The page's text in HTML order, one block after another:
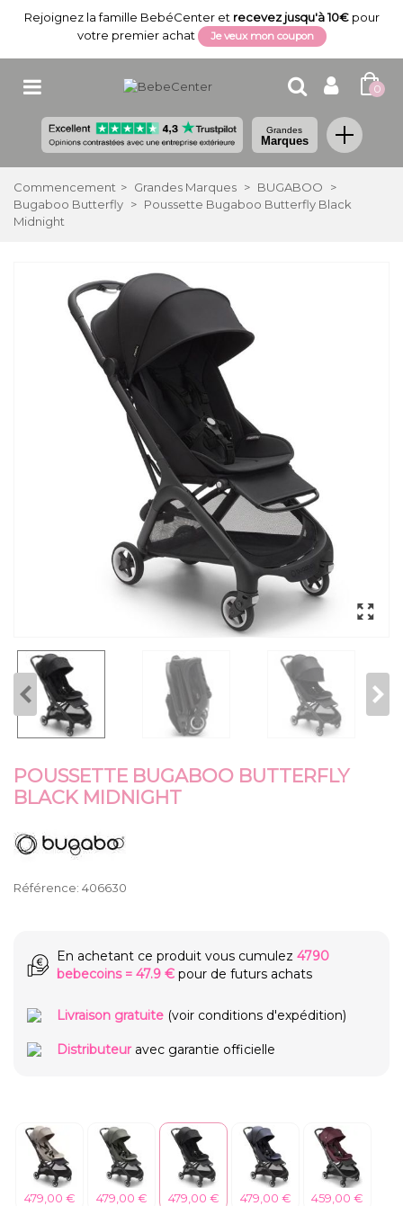
Rejoignez la famille BebéCenter et recevez jusqu'à 10€pour
votre premier achat
Je veux mon coupon
0
Grandes
Marques
Commencement > Grandes Marques > BUGABOO
>
Bugaboo Butterfly > Poussette Bugaboo Butterfly Black
Midnight
POUSSETTE BUGABOO BUTTERFLY
BLACK MIDNIGHT
Référence: 406630
En achetant ce produit vous cumulez 4790
bebecoins= 47.9 € pour de futurs achats
Livraison gratuite (voir conditions d'expédition)
Distributeuravec garantie officielle
479,00 € 479,00 € 479,00 € 479,00 € 459,00 €